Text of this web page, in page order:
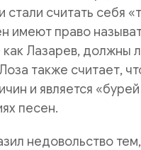
стали считать себя
имеют право
как Лазарев, должны
также считает,
и является
песен.
недовольство